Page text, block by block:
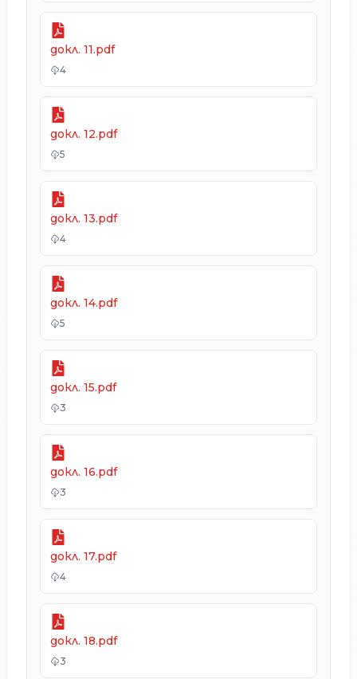
докл. 11.pdf
4
докл. 12.pdf
5
докл. 13.pdf
4
докл. 14.pdf
5
докл. 15.pdf
3
докл. 16.pdf
3
докл. 17.pdf
4
докл. 18.pdf
3